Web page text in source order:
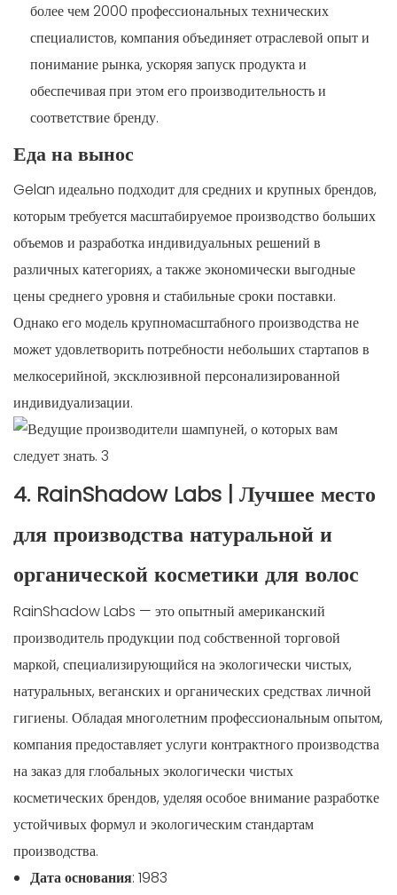
более чем 2000 профессиональных технических
специалистов, компания объединяет отраслевой опыт и
понимание рынка, ускоряя запуск продукта и
обеспечивая при этом его производительность и
соответствие бренду.
Еда на вынос
Gelan идеально подходит для средних и крупных брендов,
которым требуется масштабируемое производство больших
объемов и разработка индивидуальных решений в
различных категориях, а также экономически выгодные
цены среднего уровня и стабильные сроки поставки.
Однако его модель крупномасштабного производства не
может удовлетворить потребности небольших стартапов в
мелкосерийной, эксклюзивной персонализированной
индивидуализации.
4. RainShadow Labs | Лучшее место
для производства натуральной и
органической косметики для волос
RainShadow Labs — это опытный американский
производитель продукции под собственной торговой
маркой, специализирующийся на экологически чистых,
натуральных, веганских и органических средствах личной
гигиены. Обладая многолетним профессиональным опытом,
компания предоставляет услуги контрактного производства
на заказ для глобальных экологически чистых
косметических брендов, уделяя особое внимание разработке
устойчивых формул и экологическим стандартам
производства.
Дата основания: 1983